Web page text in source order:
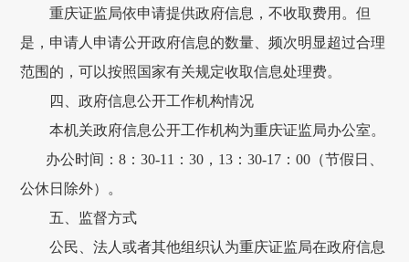
重庆证监局依申请提供政府信息，不收取费用。但
是，申请人申请公开政府信息的数量、频次明显超过合理
范围的，可以按照国家有关规定收取信息处理费。
四、政府信息公开工作机构情况
本机关政府信息公开工作机构为重庆证监局办公室。
办公时间：8：30-11：30，13：30-17：00（节假日、
公休日除外）。
五、监督方式
公民、法人或者其他组织认为重庆证监局在政府信息